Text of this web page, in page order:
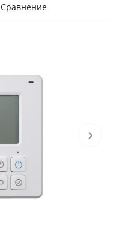
Сравнение
›